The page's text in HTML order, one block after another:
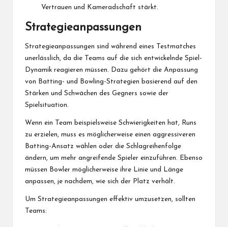
Vertrauen und Kameradschaft stärkt.
Strategieanpassungen
Strategieanpassungen sind während eines Testmatches
unerlässlich, da die Teams auf die sich entwickelnde Spiel-
Dynamik reagieren müssen. Dazu gehört die Anpassung
von Batting- und Bowling-Strategien basierend auf den
Stärken und Schwächen des Gegners sowie der
Spielsituation.
Wenn ein Team beispielsweise Schwierigkeiten hat, Runs
zu erzielen, muss es möglicherweise einen aggressiveren
Batting-Ansatz wählen oder die Schlagreihenfolge
ändern, um mehr angreifende Spieler einzuführen. Ebenso
müssen Bowler möglicherweise ihre Linie und Länge
anpassen, je nachdem, wie sich der Platz verhält.
Um Strategieanpassungen effektiv umzusetzen, sollten
Teams: